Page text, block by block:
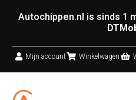
Autochippen.nl is sinds 1
Mijn account Winkelwagen